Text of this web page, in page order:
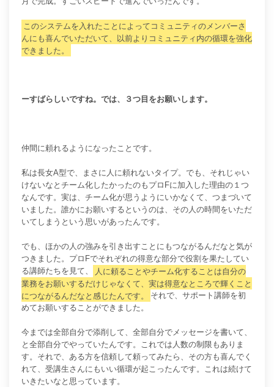
このシステムを入れたことによってコミュニティのメンバーさ
んにも喜んでいただいて、以前よりコミュニティ内の循環を強化
できました。
ーすばらしいですね。では、３つ目をお願いします。
仲間に頼れるようになったことです。
私は長女A型で、まさに人に頼れないタイプ。でも、それじゃい
けないなとチーム化したかったのもプロFに加入した理由の１つ
なんです。 実は、チーム化が思うようにいかなくて、つまづいて
いました。 誰かにお願いするというのは、その人の時間をいただ
いてしまうという思いがあったんです。
でも、ほかの人の強みを引き出すことにもつながるんだなと気が
つきました。プロFでそれぞれの得意な部分で役割を果たしてい
る講師たちを見て、
人に頼ることやチーム化することは自分の
業務をお願いするだけじゃなくて、実は得意なところで輝くこと
につながるんだなと感じたんです。
それで、サポート講師を初
めてお願いすることができました。
今までは全部自分で添削して、全部自分でメッセージを書いて、
と全部自分でやっていたんです。これでは人数の制限もありま
す。 それで、ある方を信頼して頼ってみたら、その方も喜んでく
れて、受講生さんにもいい循環が起こったんです。これは続けて
いきたいなと思っています。